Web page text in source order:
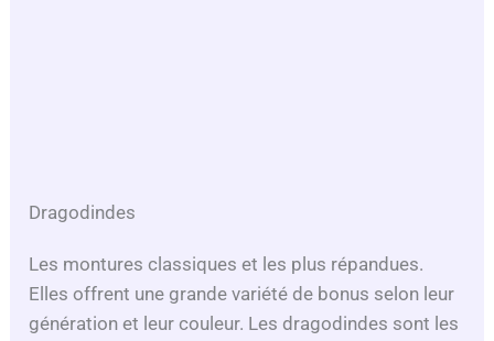
Dragodindes
Les montures classiques et les plus répandues.
Elles offrent une grande variété de bonus selon leur
génération et leur couleur. Les dragodindes sont les